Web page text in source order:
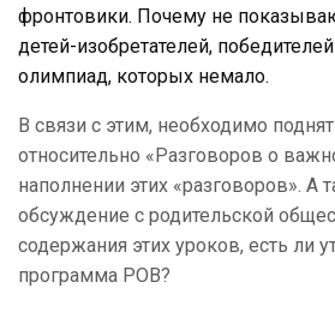
фронтовики. Почему не
детей-изобретателей,
олимпиад, которых немало.
В связи с этим, необходимо
относительно «Разговоров о
наполнении этих «разговоров». А
обсуждение с родительской
содержания этих уроков, есть ли
программа РОВ?